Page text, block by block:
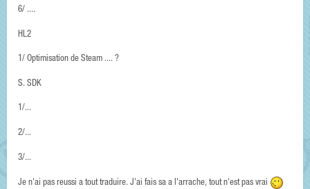
6/ ....
HL2
1/ Optimisation de Steam .... ?
S. SDK
1/...
2/...
3/...
Je n'ai pas reussi a tout traduire. J'ai fais sa a l'arrache, tout n'est pas vrai